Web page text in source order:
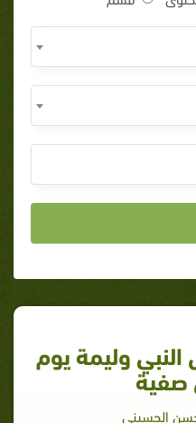
وليمة يوم
صفية
الحسيني